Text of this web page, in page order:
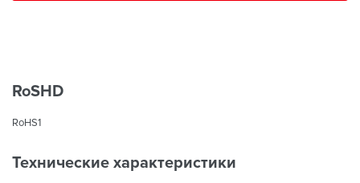
RoSHD
RoHS1
Технические характеристики